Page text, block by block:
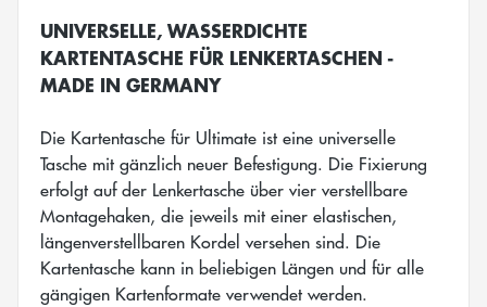
UNIVERSELLE, WASSERDICHTE
KARTENTASCHE FÜR LENKERTASCHEN -
MADE IN GERMANY
Die Kartentasche für Ultimate ist eine universelle
Tasche mit gänzlich neuer Befestigung. Die Fixierung
erfolgt auf der Lenkertasche über vier verstellbare
Montagehaken, die jeweils mit einer elastischen,
längenverstellbaren Kordel versehen sind. Die
Kartentasche kann in beliebigen Längen und für alle
gängigen Kartenformate verwendet werden.